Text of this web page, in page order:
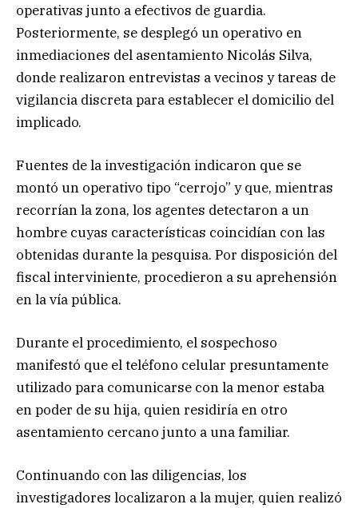
operativas junto a efectivos de guardia.
Posteriormente, se desplegó un operativo en
inmediaciones del asentamiento Nicolás Silva,
donde realizaron entrevistas a vecinos y tareas de
vigilancia discreta para establecer el domicilio del
implicado.
Fuentes de la investigación indicaron que se
montó un operativo tipo “cerrojo” y que, mientras
recorrían la zona, los agentes detectaron a un
hombre cuyas características coincidían con las
obtenidas durante la pesquisa. Por disposición del
fiscal interviniente, procedieron a su aprehensión
en la vía pública.
Durante el procedimiento, el sospechoso
manifestó que el teléfono celular presuntamente
utilizado para comunicarse con la menor estaba
en poder de su hija, quien residiría en otro
asentamiento cercano junto a una familiar.
Continuando con las diligencias, los
investigadores localizaron a la mujer, quien realizó